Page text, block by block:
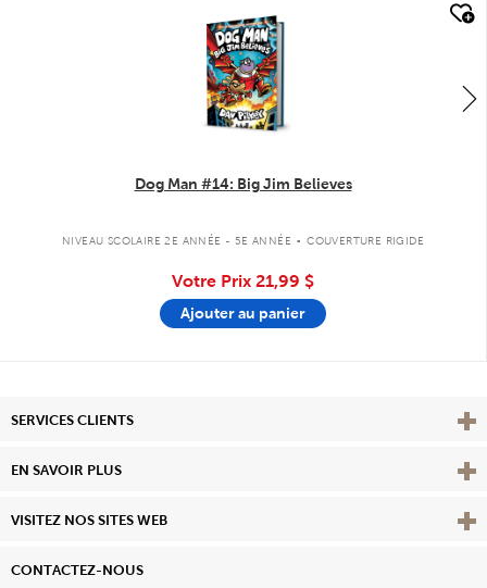
Dog Man #14: Big Jim Believes
NIVEAU SCOLAIRE 2E ANNÉE - 5E ANNÉE . COUVERTURE RIGIDE
Votre Prix 21,99 $
Ajouter au panier
SERVICES CLIENTS
EN SAVOIR PLUS View
VISITEZ NOS SITES WEB
CONTACTEZ-NOUS